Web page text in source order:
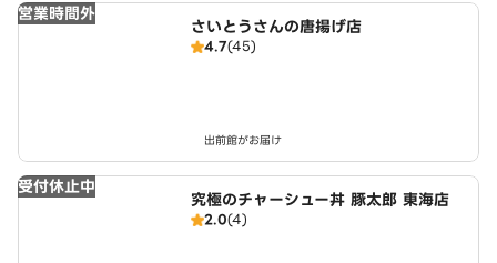
営業時間外
さいとうさんの唐揚げ店
4.7(45)
出前館がお届け
受付休止中
究極のチャーシュー丼 豚太郎 東海店
2.0(4)